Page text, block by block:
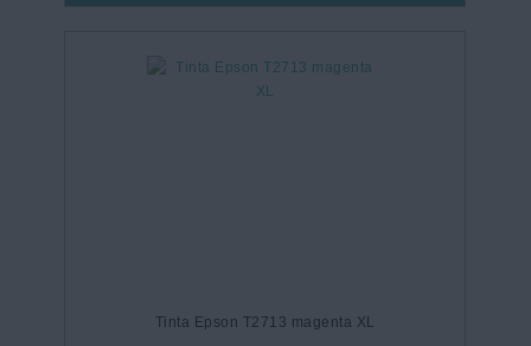
Tinta Epson T2713 magenta XL